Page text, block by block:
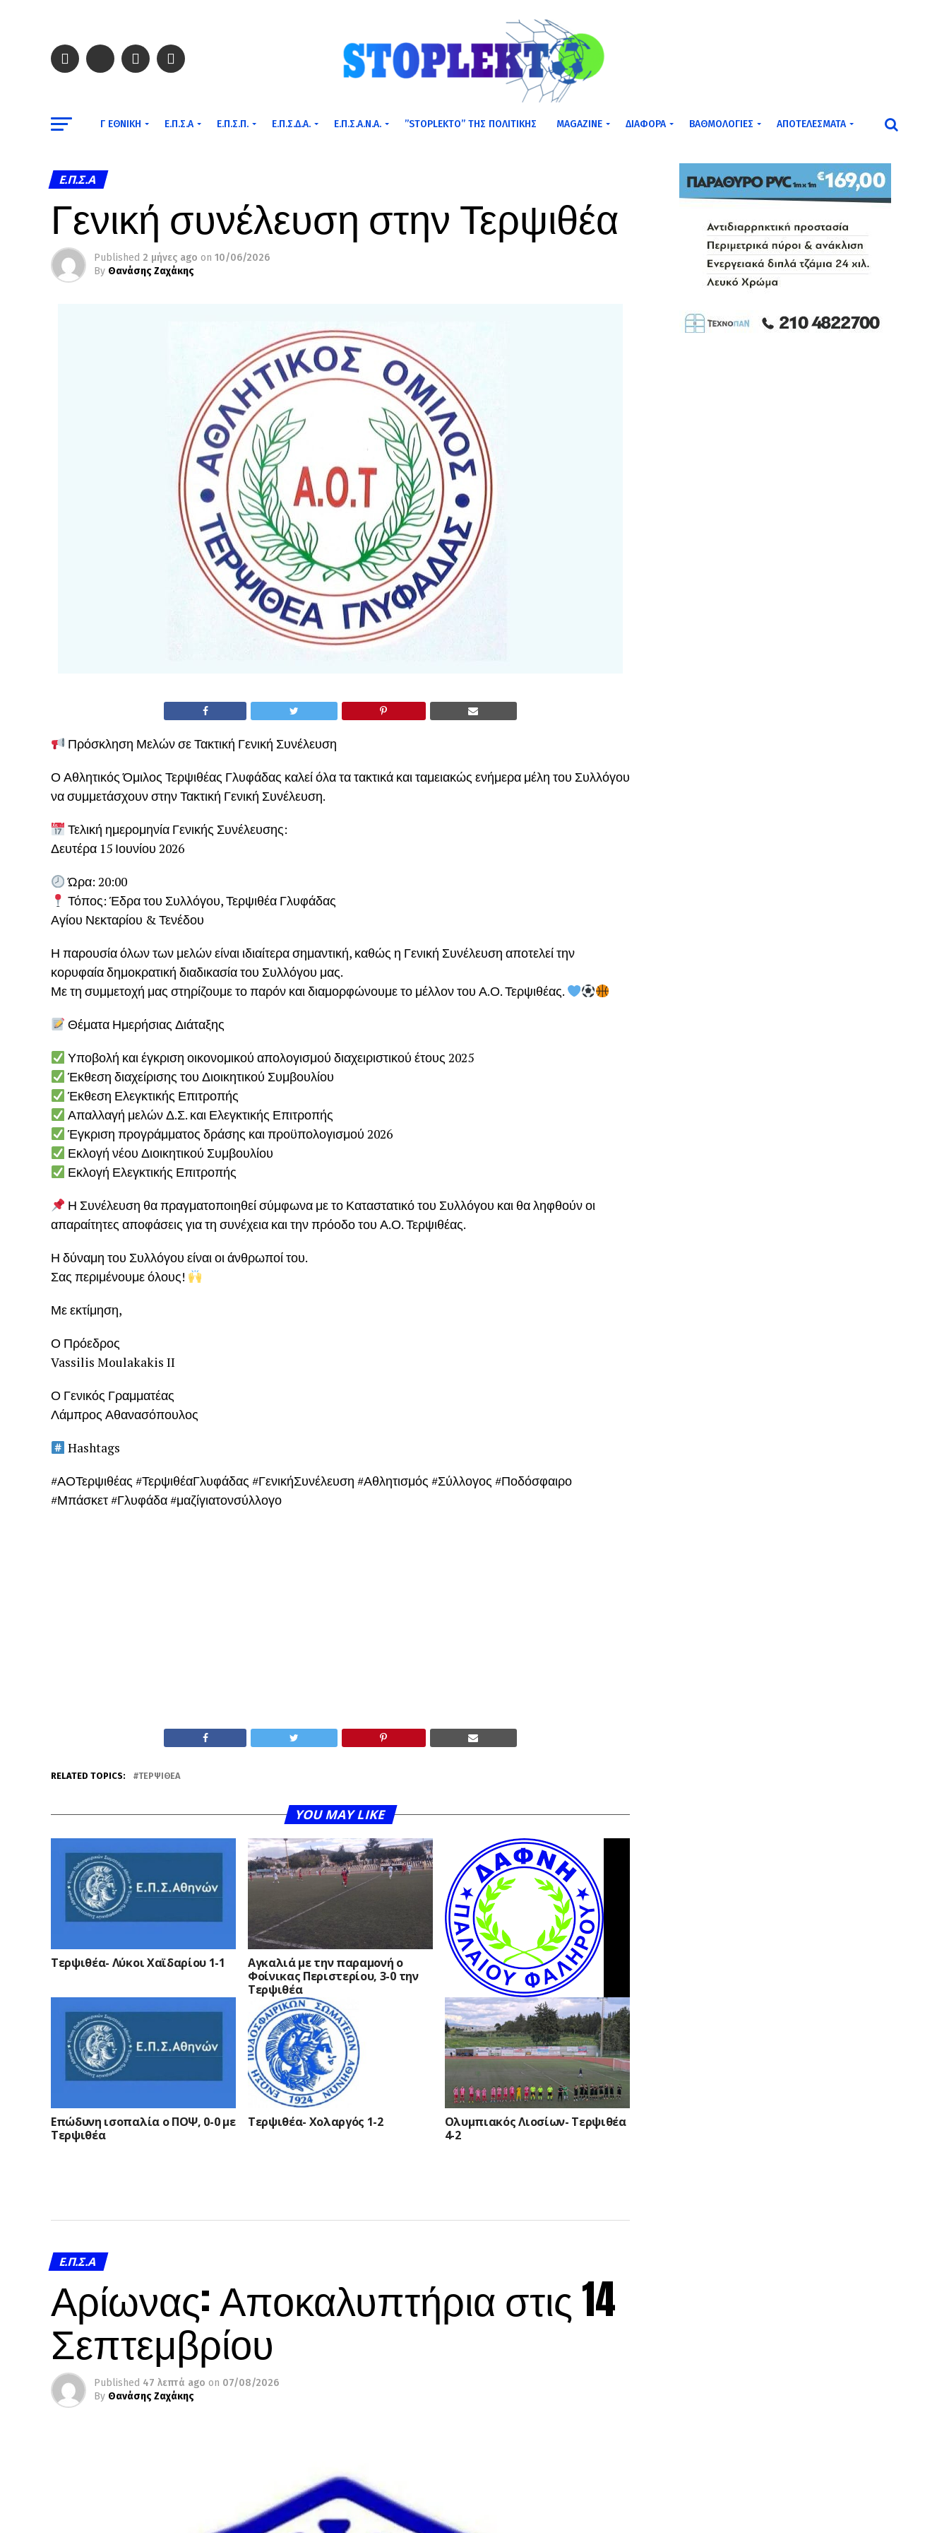
Γ ΕΘΝΙΚΉ Ε.Π.Σ.Α Ε.Π.Σ.Π. Ε.Π.Σ.Δ.Α. Ε.Π.Σ.Α.Ν.Α. ”STOPLEKTO” ΤΗΣ ΠΟΛΙΤΙΚΗΣ MAGAZINE ΔΙΆΦΟΡΑ ΒΑΘΜΟΛΟΓΊΕΣ ΑΠΟΤΕΛΈΣΜΑΤΑ
Ε.Π.Σ.Α
Γενική συνέλευση στην Τερψιθέα
Published 2 μήνες ago on 10/06/2026
By Θανάσης Ζαχάκης
Πρόσκληση Μελών σε Τακτική Γενική Συνέλευση
Ο Αθλητικός Όμιλος Τερψιθέας Γλυφάδας καλεί όλα τα τακτικά και ταμειακώς ενήμερα μέλη του Συλλόγου
να συμμετάσχουν στην Τακτική Γενική Συνέλευση.
Τελική ημερομηνία Γενικής Συνέλευσης:
Δευτέρα 15 Ιουνίου 2026
Ώρα: 20:00
Τόπος: Έδρα του Συλλόγου, Τερψιθέα Γλυφάδας
Αγίου Νεκταρίου & Τενέδου
Η παρουσία όλων των μελών είναι ιδιαίτερα σημαντική, καθώς η Γενική Συνέλευση αποτελεί την
κορυφαία δημοκρατική διαδικασία του Συλλόγου μας.
Με τη συμμετοχή μας στηρίζουμε το παρόν και διαμορφώνουμε το μέλλον του Α.Ο. Τερψιθέας.
Θέματα Ημερήσιας Διάταξης
Υποβολή και έγκριση οικονομικού απολογισμού διαχειριστικού έτους 2025
Έκθεση διαχείρισης του Διοικητικού Συμβουλίου
Έκθεση Ελεγκτικής Επιτροπής
Απαλλαγή μελών Δ.Σ. και Ελεγκτικής Επιτροπής
Έγκριση προγράμματος δράσης και προϋπολογισμού 2026
Εκλογή νέου Διοικητικού Συμβουλίου
Εκλογή Ελεγκτικής Επιτροπής
Η Συνέλευση θα πραγματοποιηθεί σύμφωνα με το Καταστατικό του Συλλόγου και θα ληφθούν οι
απαραίτητες αποφάσεις για τη συνέχεια και την πρόοδο του Α.Ο. Τερψιθέας.
Η δύναμη του Συλλόγου είναι οι άνθρωποί του.
Σας περιμένουμε όλους!
Με εκτίμηση,
Ο Πρόεδρος
Vassilis Moulakakis II
Ο Γενικός Γραμματέας
Λάμπρος Αθανασόπουλος
Hashtags
#ΑΟΤερψιθέας #ΤερψιθέαΓλυφάδας #ΓενικήΣυνέλευση #Αθλητισμός #Σύλλογος #Ποδόσφαιρο
#Μπάσκετ #Γλυφάδα #μαζίγιατονσύλλογο
RELATED TOPICS: ΤΕΡΨΙΘΈΑ
YOU MAY LIKE
Τερψιθέα- Λύκοι Χαϊδαρίου 1-1
Αγκαλιά με την παραμονή ο
Φοίνικας Περιστερίου, 3-0 την
Τερψιθέα
Η Δάφνη Παλαιού Φαλήρου 2-0
εκτός την Τερψιθέα
Επώδυνη ισοπαλία ο ΠΟΨ, 0-0 με
Τερψιθέα
Τερψιθέα- Χολαργός 1-2
Ολυμπιακός Λιοσίων- Τερψιθέα
4-2
Ε.Π.Σ.Α
Αρίωνας: Αποκαλυπτήρια στις 14
Σεπτεμβρίου
Published 47 λεπτά ago on 07/08/2026
By Θανάσης Ζαχάκης